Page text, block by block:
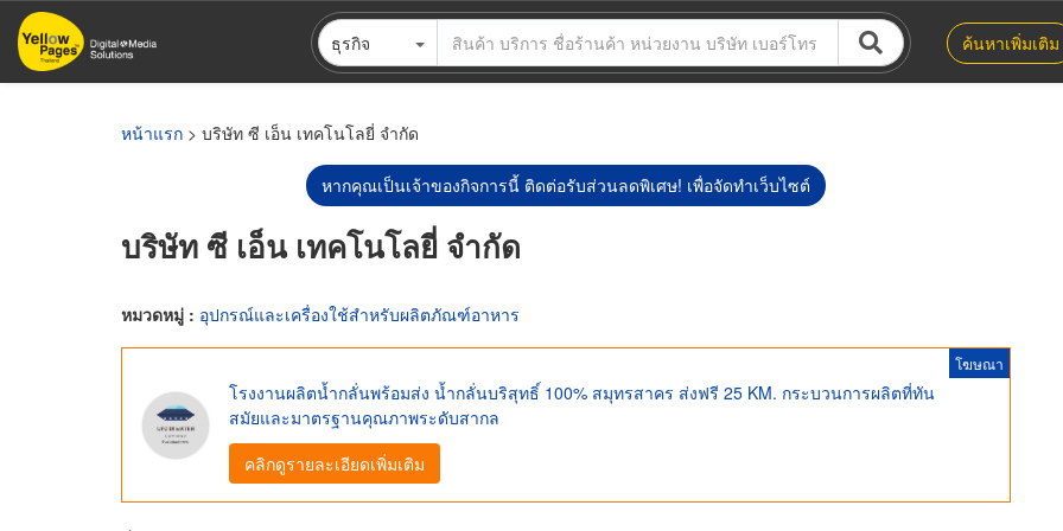
ข้าม
ไป
ธุรกิจ ค้นหาเพิ่มเติม
หน้าแรก > บริษัท ซี เอ็น เทคโนโลยี่ จำกัด
หากคุณเป็นเจ้าของกิจการนี้ ติดต่อรับส่วนลดพิเศษ! เพื่อจัดทำเว็บไซต์
บริษัท ซี เอ็น เทคโนโลยี่ จำกัด
หมวดหมู่ : อุปกรณ์และเครื่องใช้สำหรับผลิตภัณฑ์อาหาร
โฆษณา
โรงงานผลิตน้ำกลั่นพร้อมส่ง น้ำกลั่นบริสุทธิ์ 100% สมุทรสาคร ส่งฟรี 25 KM. กระบวนการผลิตที่ทัน
สมัยและมาตรฐานคุณภาพระดับสากล
คลิกดูรายละเอียดเพิ่มเติม